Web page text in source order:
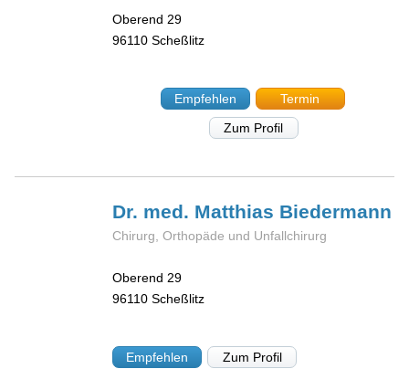
Oberend 29
96110 Scheßlitz
Empfehlen
Termin
Zum Profil
Dr. med. Matthias Biedermann
Chirurg, Orthopäde und Unfallchirurg
Oberend 29
96110 Scheßlitz
Empfehlen Zum Profil